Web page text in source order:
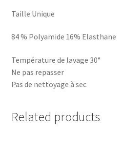
Taille Unique
84 % Polyamide 16% Elasthane
Température de lavage 30°
Ne pas repasser
Pas de nettoyage à sec
Related products